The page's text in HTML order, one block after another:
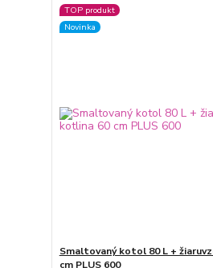
TOP produkt
Novinka
Smaltovaný kotol 80 L +
cm PLUS 600